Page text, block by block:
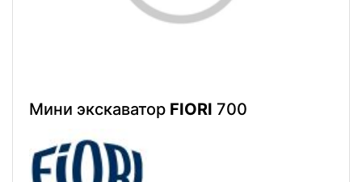
Мини экскаватор FIORI 700